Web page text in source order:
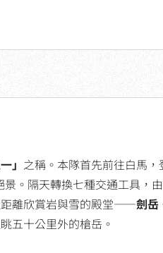
」 之稱。本隊首先前往白馬
。隔天轉換七種交通工具，
離欣賞岩與雪的殿堂——劍岳
五十公里外的槍岳。